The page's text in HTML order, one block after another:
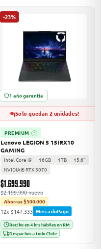
-23%
1 año garantía
¡Solo quedan 2 unidades!
PREMIUM ?
Lenovo LEGION 5 15IRX10
GAMING
Intel Core i9 16GB 1TB
15.6"
NVIDIA® RTX 5070
$1.699.990
$2.199.990 nuevo
Ahorras $500.000
12x $147.333 MercadoPago
Recibe en 4 hrs hábiles en RM
Despachos a todo Chile